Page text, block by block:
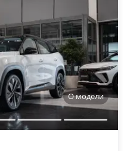
О модели